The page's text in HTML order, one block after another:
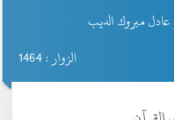
عادل مبروك الديب
الزوار : 1464